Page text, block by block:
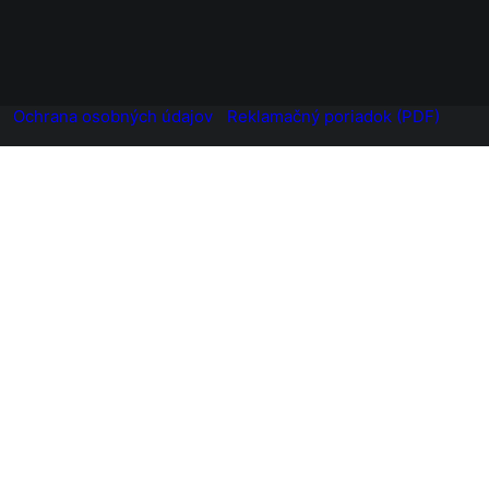
Ochrana osobných údajov Reklamačný poriadok (PDF)